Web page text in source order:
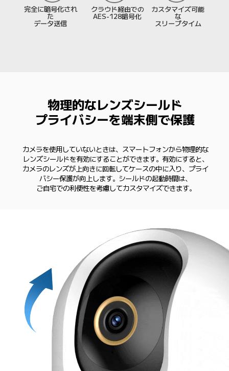
完全に暗号化され
た
データ送信
クラウド経由での
AES-128暗号化
カスタマイズ可能
な
スリープタイム
物理的なレンズシールド
プライバシーを端末側で保護
カメラを使用していないときは、スマートフォンから物理的な
レンズシールドを有効にすることができます。有効にすると、
カメラのレンズが上向きに回転してケースの中に入り、プライ
バシー保護が向上します。シールドの起動時間は、
ご自宅での利便性を考慮してカスタマイズできます。